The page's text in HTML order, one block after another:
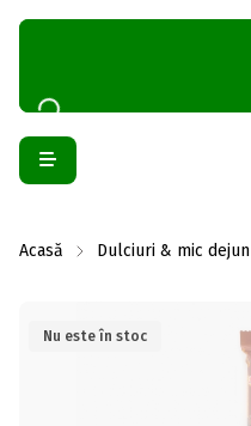
Acasă Dulciuri & mic dejun
Nu este în stoc